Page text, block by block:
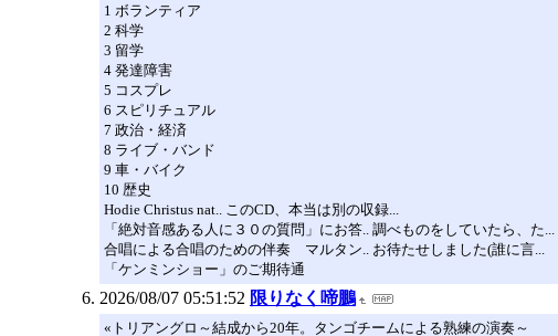
1 ボランティア
2 科学
3 留学
4 発達障害
5 コスプレ
6 スピリチュアル
7 政治・経済
8 ライブ・バンド
9 車・バイク
10 歴史
Hodie Christus nat.. このCD、本当は別の収録...
「絶対音感ある人に３０の質問」にお答.. 調べものをしていたら、た...
合唱による合唱のための伴奏 マルタン.. お待たせしました(誰に言...
「ケンミンショー」のご期待通
2026/08/07 05:51:52 限りなく啼鵬
«トリアングロ～結成から20年。タンゴチームによる熟練の演奏～